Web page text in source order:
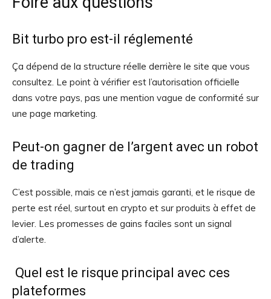
Bit turbo pro est-il réglementé
Ça dépend de la structure réelle derrière le site que vous
consultez. Le point à vérifier est l’autorisation officielle
dans votre pays, pas une mention vague de conformité sur
une page marketing.
Peut-on gagner de l’argent avec un robot
de trading
C’est possible, mais ce n’est jamais garanti, et le risque de
perte est réel, surtout en crypto et sur produits à effet de
levier. Les promesses de gains faciles sont un signal
d’alerte.
Quel est le risque principal avec ces
plateformes